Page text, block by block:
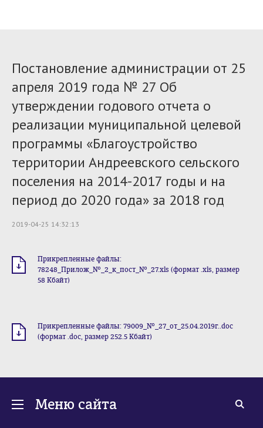
Постановление администрации от 25
апреля 2019 года № 27 Об
утверждении годового отчета о
реализации муниципальной целевой
программы «Благоустройство
территории Андреевского сельского
поселения на 2014-2017 годы и на
период до 2020 года» за 2018 год
2019-04-25 14:32:13
Прикрепленные файлы:
78248_Прилож_№_2_к_пост_№_27.xls (формат .xls, размер
58 Кбайт)
Прикрепленные файлы: 79009_№_27_от_25.04.2019г..doc
(формат .doc, размер 252.5 Кбайт)
Меню сайта